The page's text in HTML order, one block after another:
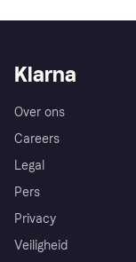
Klarna
Over ons
Careers
Legal
Pers
Privacy
Veiligheid